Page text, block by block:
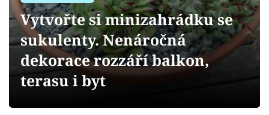
Přihlášení
Sledujte nás
Vytvořte si minizahrádku se
sukulenty. Nenáročná
dekorace rozzáří balkon,
terasu i byt